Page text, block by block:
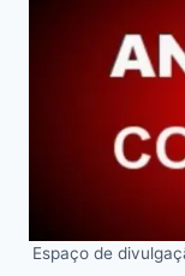
Espaço de